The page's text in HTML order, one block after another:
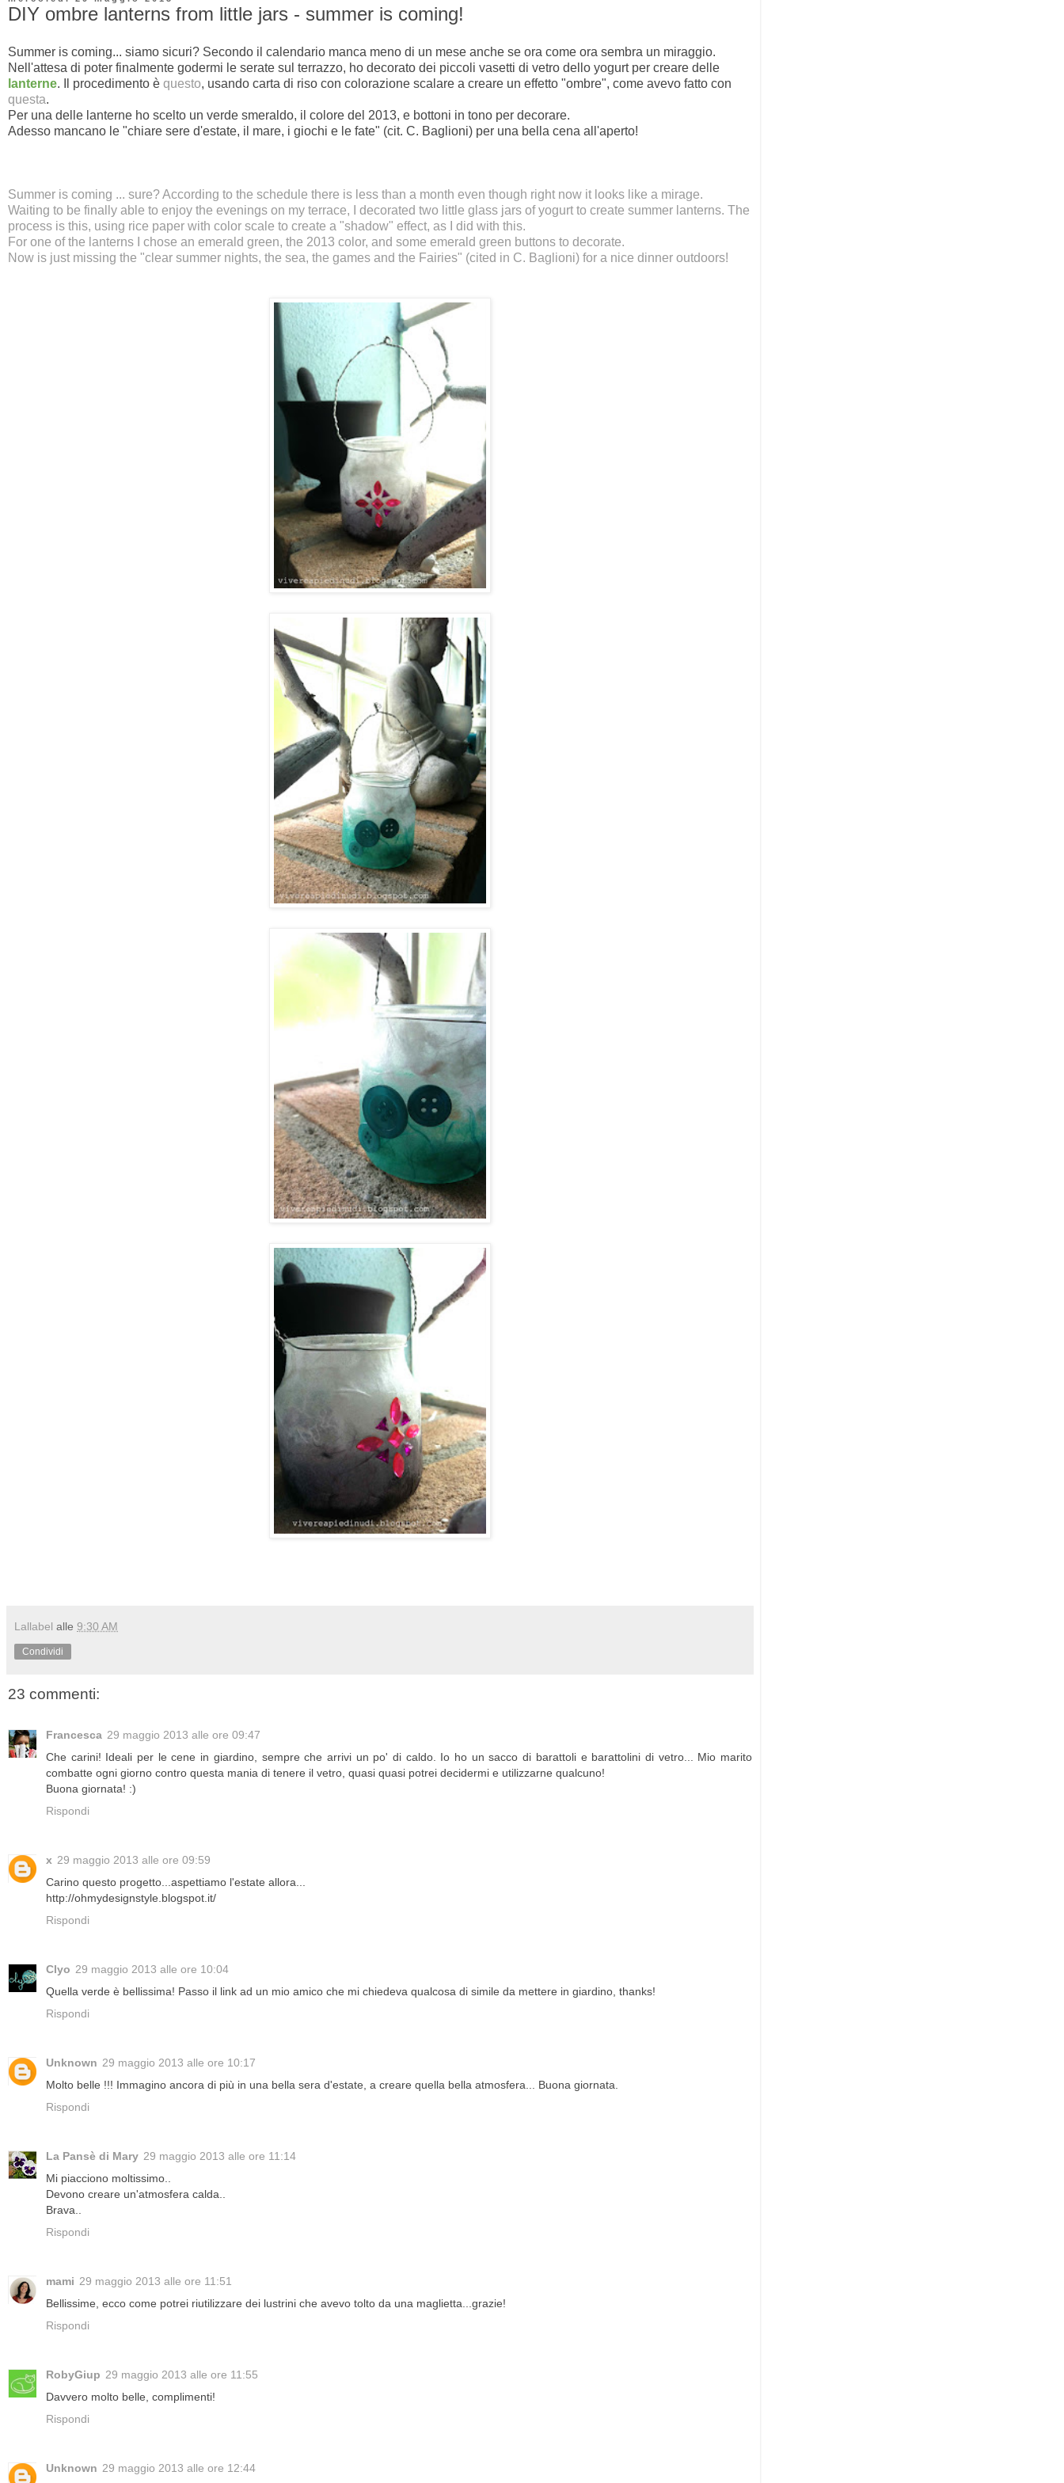
DIY ombre lanterns from little jars - summer is coming!
Summer is coming... siamo sicuri? Secondo il calendario manca meno di un mese anche se ora come ora sembra un miraggio.
Nell'attesa di poter finalmente godermi le serate sul terrazzo, ho decorato dei piccoli vasetti di vetro dello yogurt per creare delle
lanterne. Il procedimento è questo, usando carta di riso con colorazione scalare a creare un effetto "ombre", come avevo fatto con
questa.
Per una delle lanterne ho scelto un verde smeraldo, il colore del 2013, e bottoni in tono per decorare.
Adesso mancano le "chiare sere d'estate, il mare, i giochi e le fate" (cit. C. Baglioni) per una bella cena all'aperto!
Summer is coming ... sure? According to the schedule there is less than a month even though right now it looks like a mirage.
Waiting to be finally able to enjoy the evenings on my terrace, I decorated two little glass jars of yogurt to create summer lanterns. The
process is this, using rice paper with color scale to create a "shadow" effect, as I did with this.
For one of the lanterns I chose an emerald green, the 2013 color, and some emerald green buttons to decorate.
Now is just missing the "clear summer nights, the sea, the games and the Fairies" (cited in C. Baglioni) for a nice dinner outdoors!
Lallabel alle 9:30 AM
Condividi
23 commenti:
Francesca 29 maggio 2013 alle ore 09:47
Che carini! Ideali per le cene in giardino, sempre che arrivi un po' di caldo. Io ho un sacco di barattoli e barattolini di vetro... Mio marito
combatte ogni giorno contro questa mania di tenere il vetro, quasi quasi potrei decidermi e utilizzarne qualcuno!
Buona giornata! :)
Rispondi
x 29 maggio 2013 alle ore 09:59
Carino questo progetto...aspettiamo l'estate allora...
http://ohmydesignstyle.blogspot.it/
Rispondi
Clyo 29 maggio 2013 alle ore 10:04
Quella verde è bellissima! Passo il link ad un mio amico che mi chiedeva qualcosa di simile da mettere in giardino, thanks!
Rispondi
Unknown 29 maggio 2013 alle ore 10:17
Molto belle !!! Immagino ancora di più in una bella sera d'estate, a creare quella bella atmosfera... Buona giornata.
Rispondi
La Pansè di Mary 29 maggio 2013 alle ore 11:14
Mi piacciono moltissimo..
Devono creare un'atmosfera calda..
Brava..
Rispondi
mami 29 maggio 2013 alle ore 11:51
Bellissime, ecco come potrei riutilizzare dei lustrini che avevo tolto da una maglietta...grazie!
Rispondi
RobyGiup 29 maggio 2013 alle ore 11:55
Davvero molto belle, complimenti!
Rispondi
Unknown 29 maggio 2013 alle ore 12:44